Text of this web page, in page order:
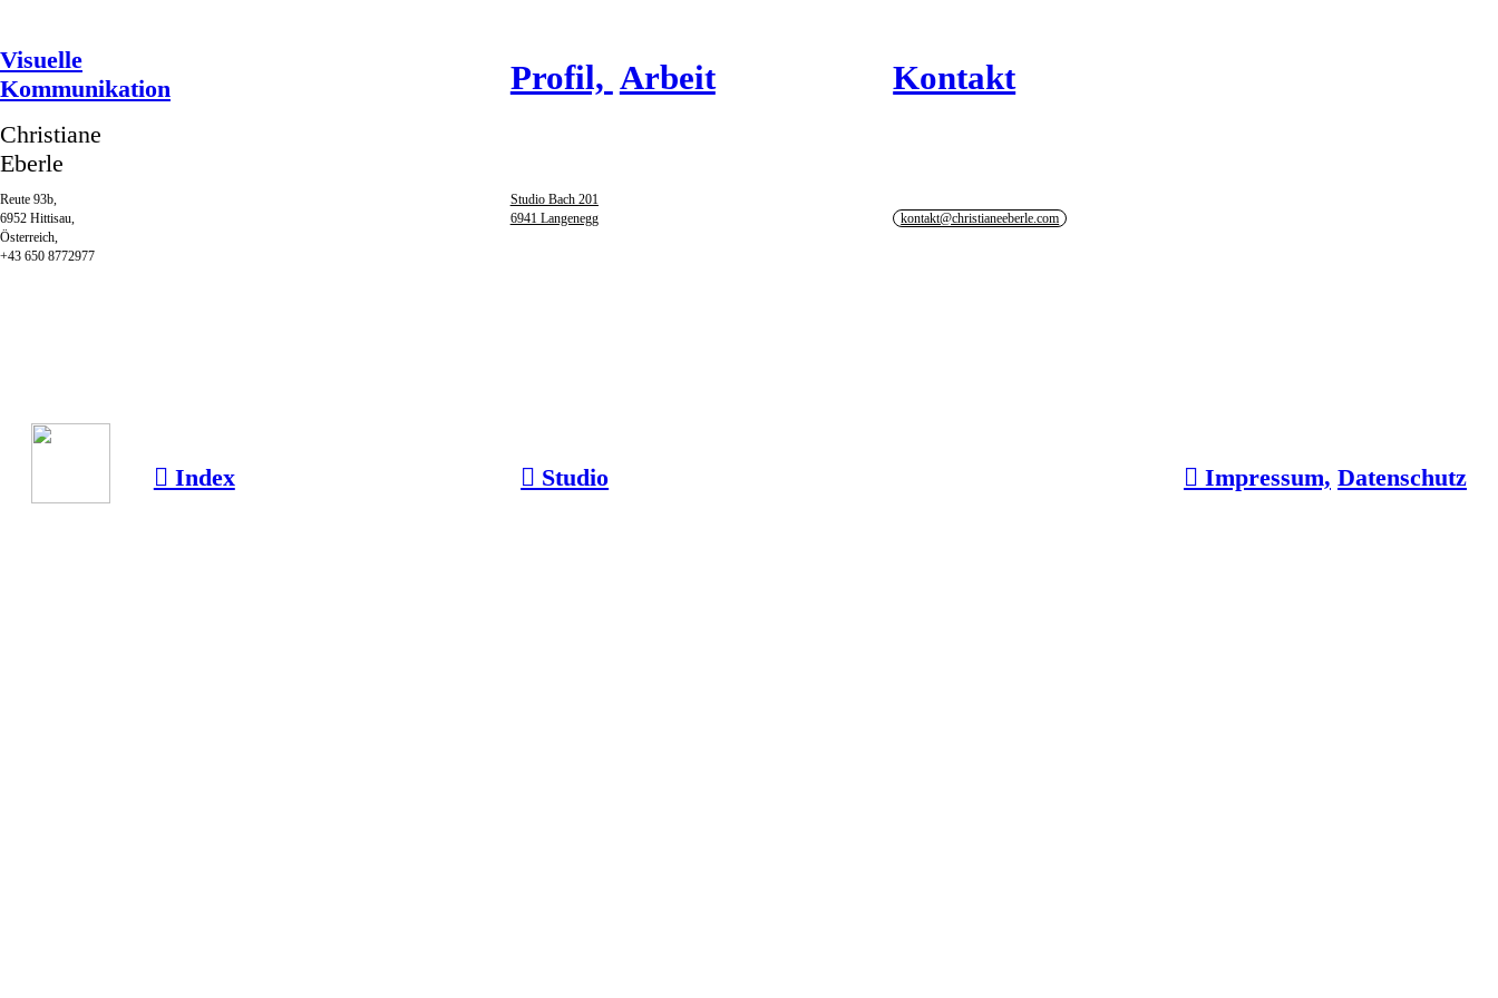
Visuelle
Kommunikation
Christiane
Eberle
Profil, Arbeit Kontakt
Reute 93b,
6952 Hittisau,
Österreich,
+43 650 8772977
Studio Bach 201
6941 Langenegg
kontakt@christianeeberle.com
︎︎︎ Index ︎︎︎ Studio ︎︎︎ Impressum, Datenschutz